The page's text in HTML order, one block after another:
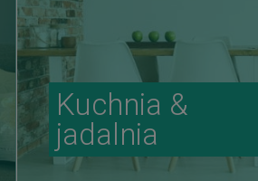
Kuchnia &
jadalnia